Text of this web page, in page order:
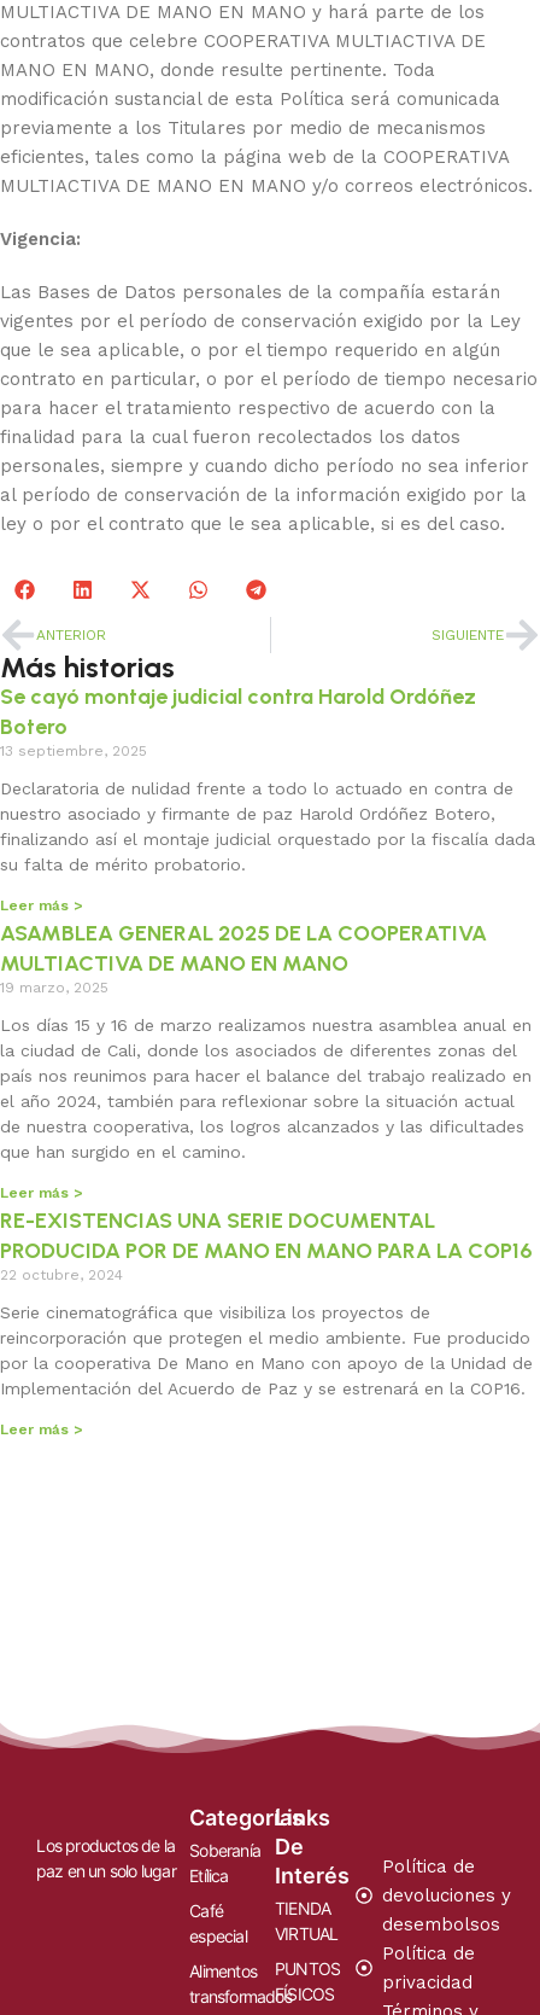
MULTIACTIVA DE MANO EN MANO y hará parte de los
contratos que celebre COOPERATIVA MULTIACTIVA DE
MANO EN MANO, donde resulte pertinente. Toda
modificación sustancial de esta Política será comunicada
previamente a los Titulares por medio de mecanismos
eficientes, tales como la página web de la COOPERATIVA
MULTIACTIVA DE MANO EN MANO y/o correos electrónicos.
Vigencia:
Las Bases de Datos personales de la compañía estarán
vigentes por el período de conservación exigido por la Ley
que le sea aplicable, o por el tiempo requerido en algún
contrato en particular, o por el período de tiempo necesario
para hacer el tratamiento respectivo de acuerdo con la
finalidad para la cual fueron recolectados los datos
personales, siempre y cuando dicho período no sea inferior
al período de conservación de la información exigido por la
ley o por el contrato que le sea aplicable, si es del caso.
ANTERIOR SIGUIENTE
Más historias
Se cayó montaje judicial contra Harold Ordóñez
Botero
13 septiembre, 2025
Declaratoria de nulidad frente a todo lo actuado en contra de
nuestro asociado y firmante de paz Harold Ordóñez Botero,
finalizando así el montaje judicial orquestado por la fiscalía dada
su falta de mérito probatorio.
Leer más >
ASAMBLEA GENERAL 2025 DE LA COOPERATIVA
MULTIACTIVA DE MANO EN MANO
19 marzo, 2025
Los días 15 y 16 de marzo realizamos nuestra asamblea anual en
la ciudad de Cali, donde los asociados de diferentes zonas del
país nos reunimos para hacer el balance del trabajo realizado en
el año 2024, también para reflexionar sobre la situación actual
de nuestra cooperativa, los logros alcanzados y las dificultades
que han surgido en el camino.
Leer más >
RE-EXISTENCIAS UNA SERIE DOCUMENTAL
PRODUCIDA POR DE MANO EN MANO PARA LA COP16
22 octubre, 2024
Serie cinematográfica que visibiliza los proyectos de
reincorporación que protegen el medio ambiente. Fue producido
por la cooperativa De Mano en Mano con apoyo de la Unidad de
Implementación del Acuerdo de Paz y se estrenará en la COP16.
Leer más >
Los productos de la
paz en un solo lugar
Categorías
Soberanía
Etílica
Café
especial
Alimentos
transformados
Links
De
Interés
TIENDA
VIRTUAL
PUNTOS
FÍSICOS
Política de
devoluciones y
desembolsos
Política de
privacidad